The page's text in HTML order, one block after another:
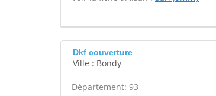
Dkf couverture
Ville : Bondy
Département: 93